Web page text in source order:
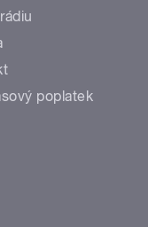
poplatek